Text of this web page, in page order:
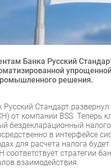
Банка Русский
решения.
Русский Стандарт
от компании BSS. Теперь
бездекларационный
в интерфейсе
для расчета налога
соответствует стратегии
взаимодействия.